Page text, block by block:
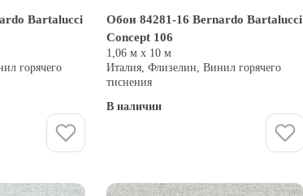
Bartalucci
горячего
Обои 84281-16 Bernardo Bartalucci
Concept 106
1,06 м х 10 м
Италия, Флизелин, Винил горячего
тиснения
В наличии